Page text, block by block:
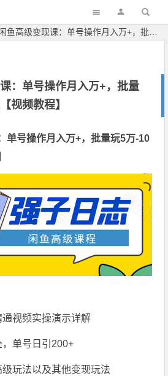
级变现课：单号操作月入万+，批量玩5万-10万也不难【视频教程】
：单号操作月入万+，批量
视频教程】
单号操作月入万+，批量玩5万-10
视频实操演示详解
单号日引200+
玩法以及其他变现玩法